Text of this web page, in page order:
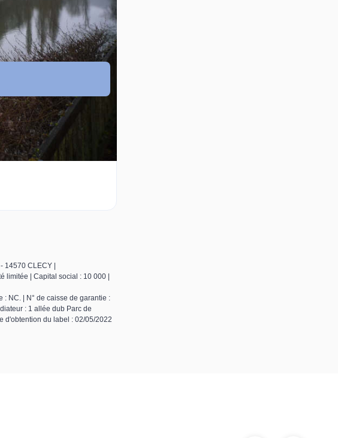
14570 CLECY |
limitée | Capital social : 10 000 |
NC. | N° de caisse de garantie :
: 1 allée dub Parc de
d'obtention du label : 02/05/2022